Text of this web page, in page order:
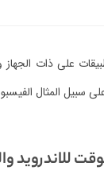
على ذات الجهاز
سبيل المثال
للاندرويد